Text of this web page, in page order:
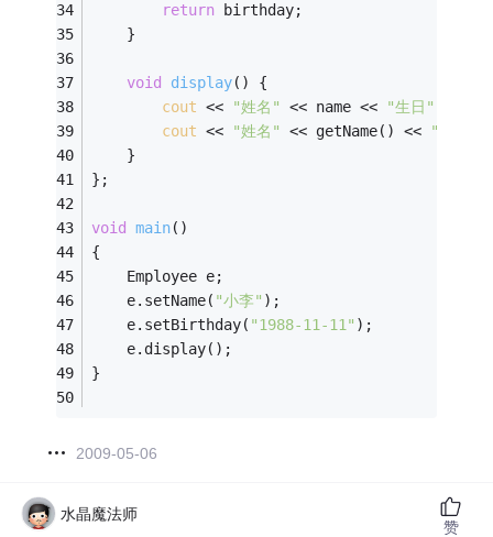
return birthday;
    }
void display()
{
cout << "姓名" << name << "生日"
cout << "姓名" << getName() << "生日"
	}
};
void main()
{
    Employee e;
    e.setName(
"小李" );
    e.setBirthday(
"1988-11-11" );
    e.display();
}
2009-05-06
水晶魔法师
赞